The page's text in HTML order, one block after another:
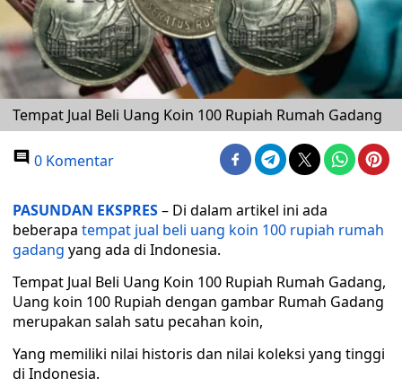
Tempat Jual Beli Uang Koin 100 Rupiah Rumah Gadang
0 Komentar
PASUNDAN EKSPRES– Di dalam artikel ini ada
beberapa tempat jual beli uang koin 100 rupiah rumah
gadang yang ada di Indonesia.
Tempat Jual Beli Uang Koin 100 Rupiah Rumah Gadang,
Uang koin 100 Rupiah dengan gambar Rumah Gadang
merupakan salah satu pecahan koin,
Yang memiliki nilai historis dan nilai koleksi yang tinggi
di Indonesia.